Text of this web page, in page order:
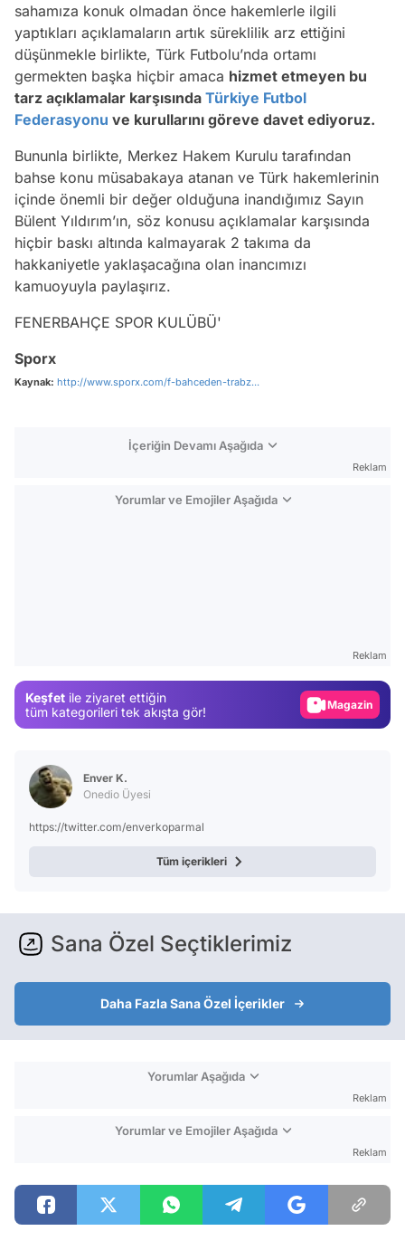
sahamıza konuk olmadan önce hakemlerle ilgili
yaptıkları açıklamaların artık süreklilik arz ettiğini
düşünmekle birlikte, Türk Futbolu’nda ortamı
germekten başka hiçbir amaca hizmet etmeyen bu
tarz açıklamalar karşısında Türkiye Futbol
Federasyonu ve kurullarını göreve davet ediyoruz.
Bununla birlikte, Merkez Hakem Kurulu tarafından
bahse konu müsabakaya atanan ve Türk hakemlerinin
içinde önemli bir değer olduğuna inandığımız Sayın
Bülent Yıldırım’ın, söz konusu açıklamalar karşısında
hiçbir baskı altında kalmayarak 2 takıma da
hakkaniyetle yaklaşacağına olan inancımızı
kamuoyuyla paylaşırız.
FENERBAHÇE SPOR KULÜBÜ'
Sporx
Kaynak: http://www.sporx.com/f-bahceden-trabz...
İçeriğin Devamı Aşağıda
Reklam
Yorumlar ve Emojiler Aşağıda
Reklam
Keşfet ile ziyaret ettiğin
tüm kategorileri tek akışta gör!
Magazin
Enver K.
Onedio Üyesi
https://twitter.com/enverkoparmal
Tüm içerikleri
Sana Özel Seçtiklerimiz
Daha Fazla Sana Özel İçerikler
Yorumlar Aşağıda
Reklam
Yorumlar ve Emojiler Aşağıda
Reklam